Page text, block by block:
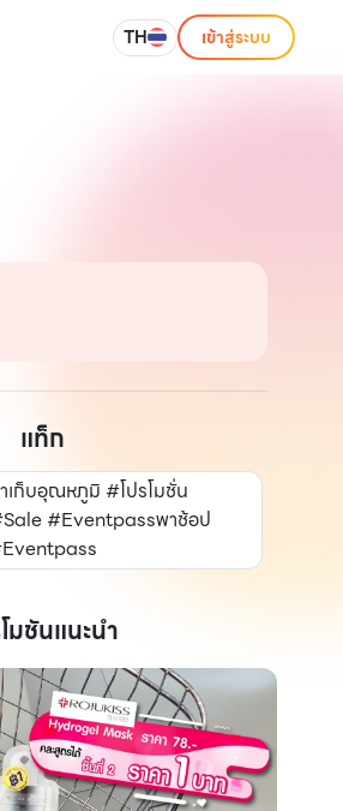
TH เข้าสู่ระบบ
แท็ก
ก็บอุณหภูมิ #โปรโมชั่น
#Eventpassพาช้อป
มชันแนะนำ